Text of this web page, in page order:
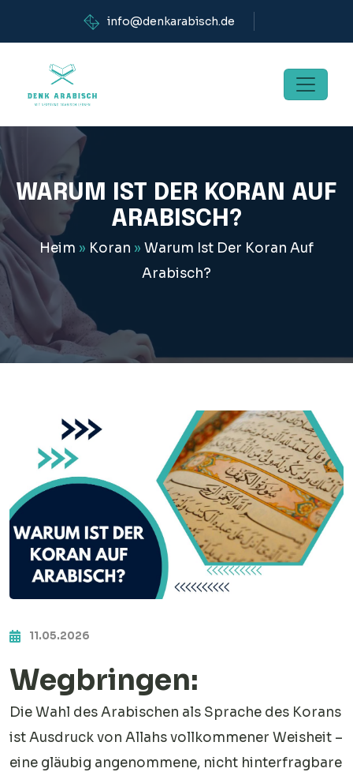
info@denkarabisch.de
WARUM IST DER KORAN AUF
ARABISCH?
Heim » Koran » Warum Ist Der Koran Auf
Arabisch?
11.05.2026
Wegbringen:
Die Wahl des Arabischen als Sprache des Korans
ist Ausdruck von Allahs vollkommener Weisheit –
eine gläubig angenommene, nicht hinterfragbare